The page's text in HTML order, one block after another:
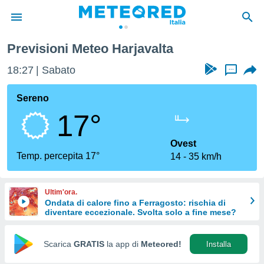
di
per
le
di
Web
Previsioni Meteo Harjavalta
18:27 Sabato ...
Sereno
17°
Temp. percepita 17°
Ovest
14
35 km/h
Ultim'ora.
Ondata di calore fino a Ferragosto: rischia di
diventare eccezionale. Svolta solo a fine mese?
Scarica GRATIS la app di Meteored! Installa